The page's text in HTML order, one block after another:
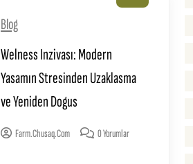
Blog
Welness Inzivası: Modern
Yasamın Stresinden Uzaklasma
ve Yeniden Dogus
Farm.chusaq.com 0 Yorumlar